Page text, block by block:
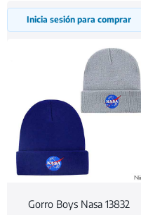
Inicia sesión para comprar
Gorro Boys Nasa 13832